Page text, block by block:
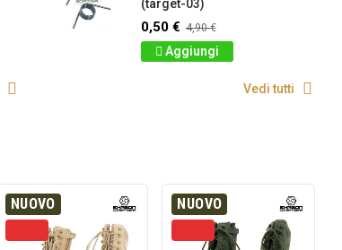
(target-03)
0,50 € 4,90 €
Aggiungi
Vedi tutti
NUOVO NUOVO